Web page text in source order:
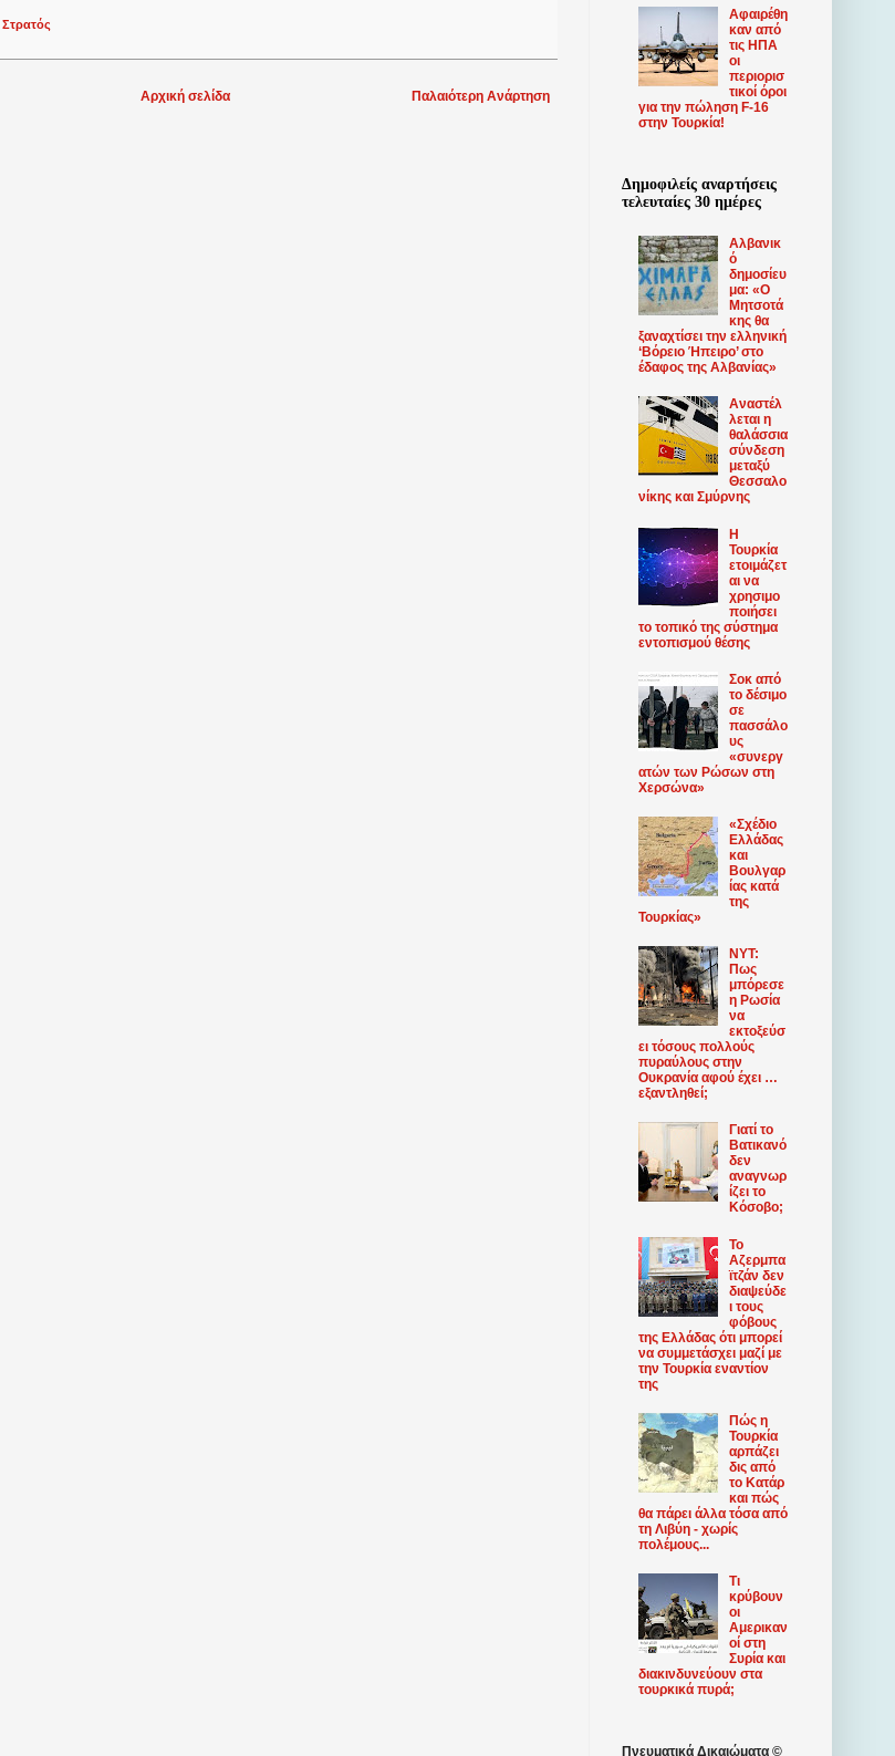
Στρατός
Παλαιότερη Ανάρτηση
Αρχική σελίδα
Αφαιρέθη
καν από
τις ΗΠΑ
οι
περιορισ
τικοί όροι
για την πώληση F-16
στην Τουρκία!
Δημοφιλείς αναρτήσεις
τελευταίες 30 ημέρες
Αλβανικ
ό
δημοσίευ
μα: «Ο
Μητσοτά
κης θα
ξαναχτίσει την ελληνική
‘Βόρειο Ήπειρο’ στο
έδαφος της Αλβανίας»
Αναστέλ
λεται η
θαλάσσια
σύνδεση
μεταξύ
Θεσσαλο
νίκης και Σμύρνης
Η
Τουρκία
ετοιμάζετ
αι να
χρησιμο
ποιήσει
το τοπικό της σύστημα
εντοπισμού θέσης
Σοκ από
το δέσιμο
σε
πασσάλο
υς
«συνεργ
ατών των Ρώσων στη
Χερσώνα»
«Σχέδιο
Ελλάδας
και
Βουλγαρ
ίας κατά
της
Τουρκίας»
NYT:
Πως
μπόρεσε
η Ρωσία
να
εκτοξεύσ
ει τόσους πολλούς
πυραύλους στην
Ουκρανία αφού έχει …
εξαντληθεί;
Γιατί το
Βατικανό
δεν
αναγνωρ
ίζει το
Κόσοβο;
Το
Αζερμπα
ϊτζάν δεν
διαψεύδε
ι τους
φόβους
της Ελλάδας ότι μπορεί
να συμμετάσχει μαζί με
την Τουρκία εναντίον
της
Πώς η
Τουρκία
αρπάζει
δις από
το Κατάρ
και πώς
θα πάρει άλλα τόσα από
τη Λιβύη - χωρίς
πολέμους...
Τι
κρύβουν
οι
Αμερικαν
οί στη
Συρία και
διακινδυνεύουν στα
τουρκικά πυρά;
Πνευματικά Δικαιώματα ©